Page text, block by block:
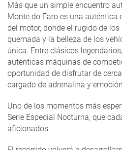
Más que un simple encuentro
Monte do Faro es una auténtica
del motor, donde el rugido de
quemada y la belleza de los
única. Entre clásicos
auténticas máquinas de
oportunidad de disfrutar de
cargado de adrenalina y
Uno de los momentos más
Serie Especial Nocturna, que
aficionados.